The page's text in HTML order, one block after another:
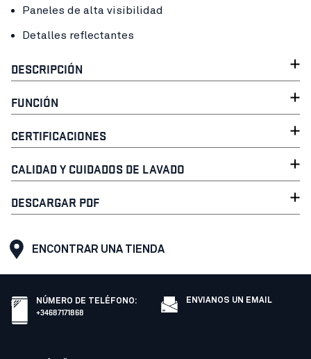
Paneles de alta visibilidad
Detalles reflectantes
DESCRIPCIÓN
FUNCIÓN
CERTIFICACIONES
CALIDAD Y CUIDADOS DE LAVADO
DESCARGAR PDF
ENCONTRAR UNA TIENDA
NÚMERO DE TELÉFONO:
+34687171868
ENVIANOS UN EMAIL